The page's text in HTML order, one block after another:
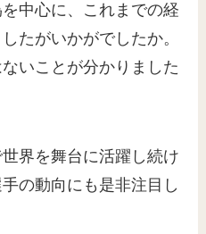
中心に、これまでの経
たがいかがでしたか。
いことが分かりました
界を舞台に活躍し続け
の動向にも是非注目し